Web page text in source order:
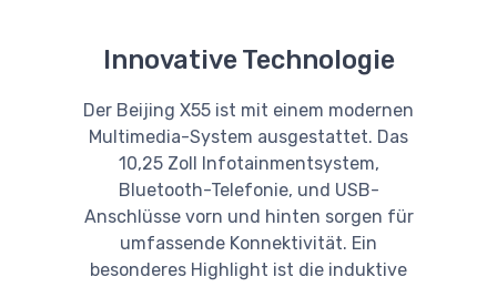
Innovative Technologie
Der Beijing X55 ist mit einem modernen
Multimedia-System ausgestattet. Das
10,25 Zoll Infotainmentsystem,
Bluetooth-Telefonie, und USB-
Anschlüsse vorn und hinten sorgen für
umfassende Konnektivität. Ein
besonderes Highlight ist die induktive